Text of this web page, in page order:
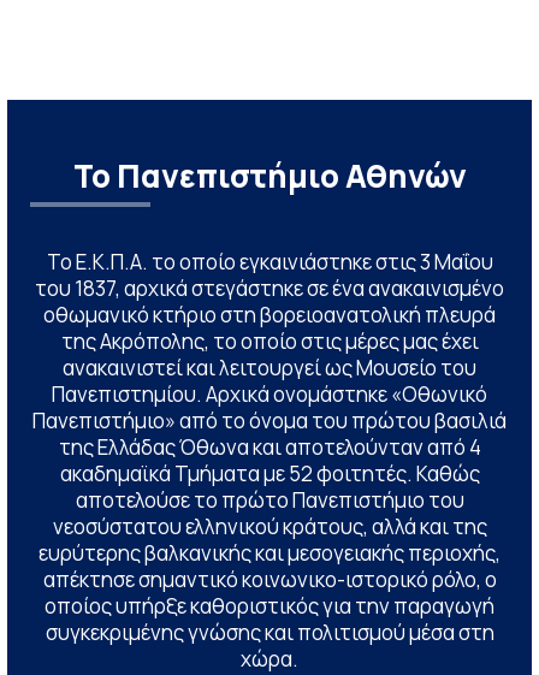
Το Πανεπιστήμιο Αθηνών
Το Ε.Κ.Π.Α. το οποίο εγκαινιάστηκε στις 3 Μαΐου
του 1837, αρχικά στεγάστηκε σε ένα ανακαινισμένο
οθωμανικό κτήριο στη βορειοανατολική πλευρά
της Ακρόπολης, το οποίο στις μέρες μας έχει
ανακαινιστεί και λειτουργεί ως Μουσείο του
Πανεπιστημίου. Αρχικά ονομάστηκε «Οθωνικό
Πανεπιστήμιο» από το όνομα του πρώτου βασιλιά
της Ελλάδας Όθωνα και αποτελούνταν από 4
ακαδημαϊκά Τμήματα με 52 φοιτητές. Καθώς
αποτελούσε το πρώτο Πανεπιστήμιο του
νεοσύστατου ελληνικού κράτους, αλλά και της
ευρύτερης βαλκανικής και μεσογειακής περιοχής,
απέκτησε σημαντικό κοινωνικο-ιστορικό ρόλο, ο
οποίος υπήρξε καθοριστικός για την παραγωγή
συγκεκριμένης γνώσης και πολιτισμού μέσα στη
χώρα.